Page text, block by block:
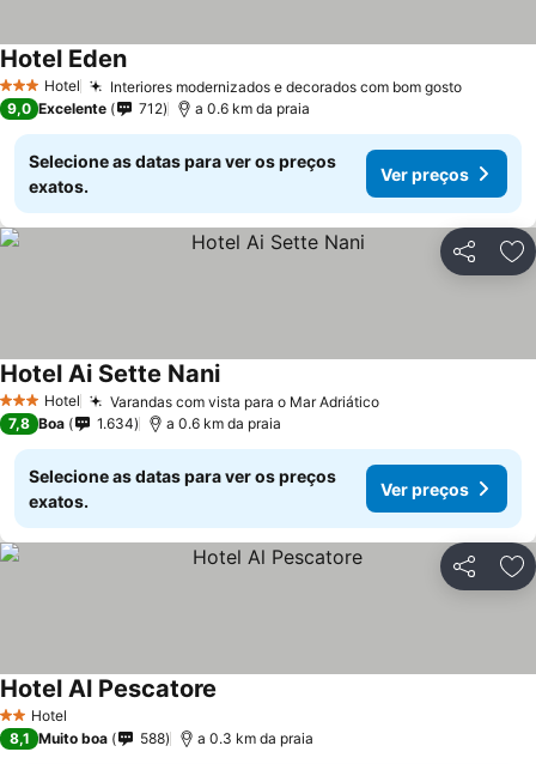
3 EstrelasHotel Interiores modernizados e decorados com bom gostoVer
Hotel EdenVer preços
9,0 Excelente 712 a 0.6 km da praia
Selecione as datas para ver os preços
exatos.
Ver preços
Partilhar
3 EstrelasHotel Varandas com vista para o Mar AdriáticoVer preços
Hotel Ai Sette NaniVer preços
7,8 Boa 1.634 a 0.6 km da praia
Selecione as datas para ver os preços
exatos.
Ver preços
Partilhar
2 Estrelas
Hotel
Hotel Al Pescatore
8,1 Muito boa 588 a 0.3 km da praia